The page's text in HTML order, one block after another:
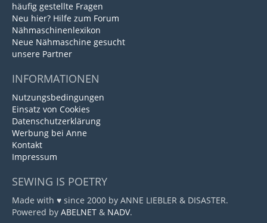
häufig gestellte Fragen
Neu hier? Hilfe zum Forum
Nähmaschinenlexikon
Neue Nähmaschine gesucht
unsere Partner
INFORMATIONEN
Nutzungsbedingungen
Einsatz von Cookies
Datenschutzerklärung
Werbung bei Anne
Kontakt
Impressum
SEWING IS POETRY
Made with ♥ since 2000 by ANNE LIEBLER & DISASTER.
Powered by ABELNET & NADV.